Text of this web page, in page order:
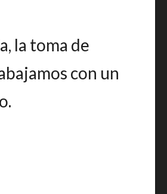
la toma de
con un